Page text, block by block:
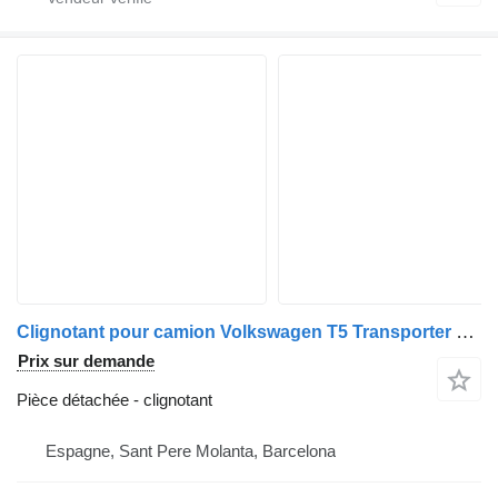
Clignotant pour camion Volkswagen T5 Transporter Furgón/Combi (7H)(04.2003->)
Prix sur demande
Pièce détachée - clignotant
Espagne, Sant Pere Molanta, Barcelona